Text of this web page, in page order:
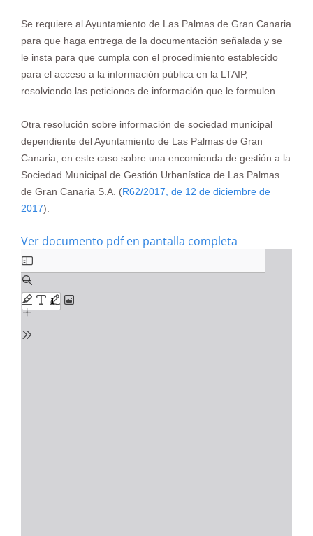
Se requiere al Ayuntamiento de Las Palmas de Gran Canaria
para que haga entrega de la documentación señalada y se
le insta para que cumpla con el procedimiento establecido
para el acceso a la información pública en la LTAIP,
resolviendo las peticiones de información que le formulen.
Otra resolución sobre información de sociedad municipal
dependiente del Ayuntamiento de Las Palmas de Gran
Canaria, en este caso sobre una encomienda de gestión a la
Sociedad Municipal de Gestión Urbanística de Las Palmas
de Gran Canaria S.A. (R62/2017, de 12 de diciembre de
2017).
Ver documento pdf en pantalla completa